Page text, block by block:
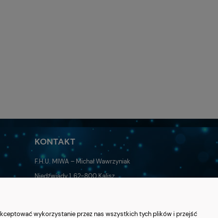
KONTAKT
F.H.U. MIWA – Michał Wawrzyniak
Niedźwiady 1, 62-800 Kalisz
wykorzystanie przez nas wszystkich tych plików i przejść